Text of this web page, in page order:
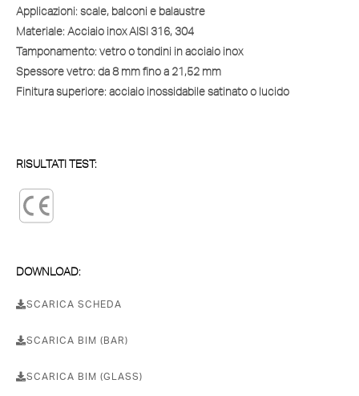
Applicazioni: scale, balconi e balaustre
Materiale: Acciaio inox AISI 316, 304
Tamponamento: vetro o tondini in acciaio inox
Spessore vetro: da 8 mm fino a 21,52 mm
Finitura superiore: acciaio inossidabile satinato o lucido
RISULTATI TEST:
DOWNLOAD:
SCARICA SCHEDA
SCARICA BIM (BAR)
SCARICA BIM (GLASS)